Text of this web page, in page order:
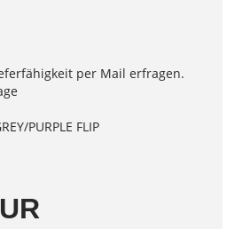
per Mail erfragen.
PURPLE FLIP